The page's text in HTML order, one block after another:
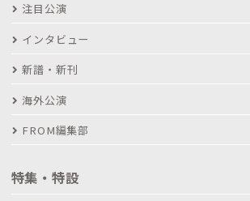
注目公演
インタビュー
新譜・新刊
海外公演
FROM編集部
特集・特設